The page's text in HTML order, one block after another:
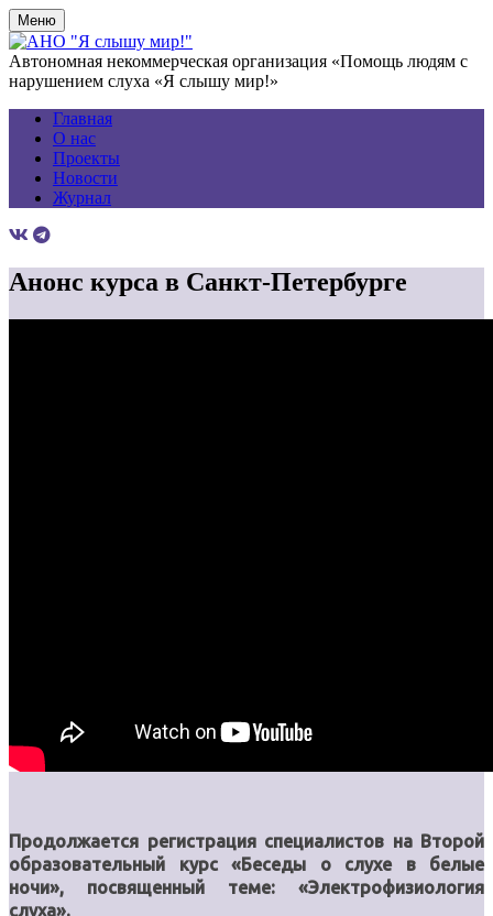
Меню
Автономная некоммерческая организация «Помощь людям с
нарушением слуха «Я слышу мир!»
Главная
О нас
Проекты
Новости
Журнал
Анонс курса в Санкт-Петербурге
Продолжается регистрация специалистов на Второй
образовательный курс «Беседы о слухе в белые
ночи», посвященный теме: «Электрофизиология
слуха».